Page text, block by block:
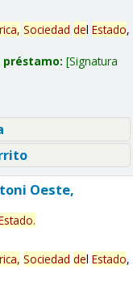
Sociedad del Estado,
préstamo: Signatura
Oeste,
.
Sociedad del Estado,